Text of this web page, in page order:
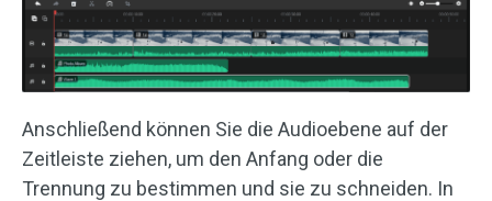
Anschließend können Sie die Audioebene auf der
Zeitleiste ziehen, um den Anfang oder die
Trennung zu bestimmen und sie zu schneiden. In